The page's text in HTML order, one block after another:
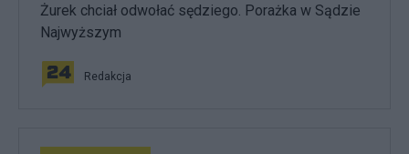
Żurek chciał odwołać sędziego. Porażka w Sądzie
Najwyższym
Redakcja